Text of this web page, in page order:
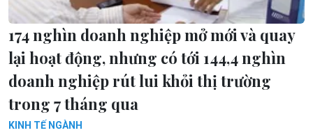
174 nghìn doanh nghiệp mở mới và quay
lại hoạt động, nhưng có tới 144,4 nghìn
doanh nghiệp rút lui khỏi thị trường
trong 7 tháng qua
KINH TẾ NGÀNH